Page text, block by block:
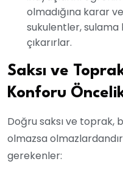
olmadığına karar
sukulentler, sulama
çıkarırlar.
Saksı ve
Konforu
Doğru saksı ve toprak,
olmazsa
gerekenler: